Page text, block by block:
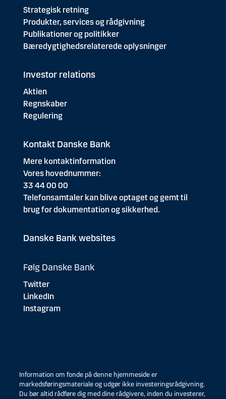
Strategisk retning
Produkter, services og rådgivning
Publikationer og politikker
Bæredygtighedsrelaterede oplysninger
Investor relations
Aktien
Regnskaber
Regulering
Kontakt Danske Bank
Mere kontaktinformation
Vores hovednummer:
33 44 00 00
Telefonsamtaler kan blive optaget og gemt til
brug for dokumentation og sikkerhed.
Danske Bank websites
Følg Danske Bank
Twitter
LinkedIn
Instagram
Information om fonde på denne hjemmeside er
markedsføringsmateriale og udgør ikke investeringsrådgivning.
Du bør altid rådføre dig med dine rådgivere, inden du investerer,